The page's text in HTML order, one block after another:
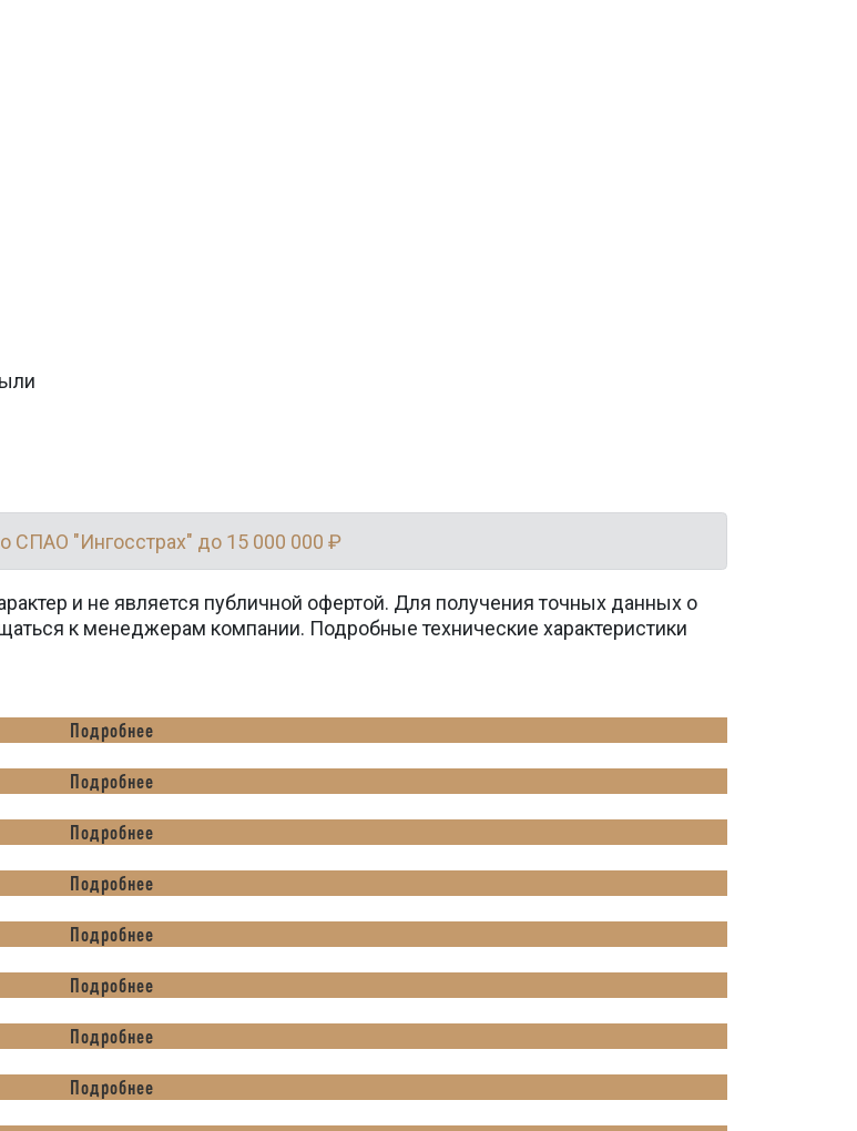
СПАО "Ингосстрах" до 15 000 000 ₽
и не является публичной офертой. Для получения точных данных о
к менеджерам компании. Подробные технические характеристики
Подробнее
Подробнее
Подробнее
Подробнее
Подробнее
Подробнее
Подробнее
Подробнее